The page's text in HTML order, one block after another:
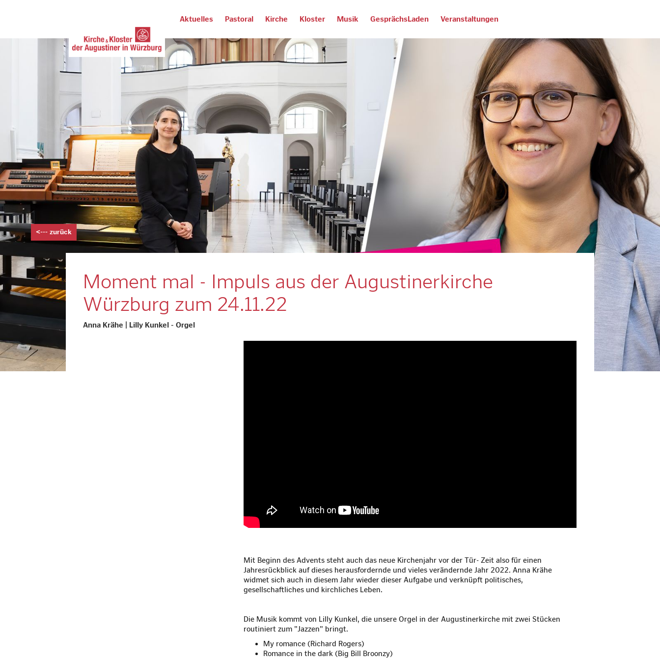
Aktuelles Pastoral Kirche Kloster Musik GesprächsLaden Veranstaltungen
<--- zurück
Moment mal - Impuls aus der Augustinerkirche
Würzburg zum 24.11.22
Anna Krähe | Lilly Kunkel - Orgel
Mit Beginn des Advents steht auch das neue Kirchenjahr vor der Tür- Zeit also für einen
Jahresrückblick auf dieses herausfordernde und vieles verändernde Jahr 2022. Anna Krähe
widmet sich auch in diesem Jahr wieder dieser Aufgabe und verknüpft politisches,
gesellschaftliches und kirchliches Leben.
Die Musik kommt von Lilly Kunkel, die unsere Orgel in der Augustinerkirche mit zwei Stücken
routiniert zum "Jazzen" bringt.
My romance (Richard Rogers)
Romance in the dark (Big Bill Broonzy)